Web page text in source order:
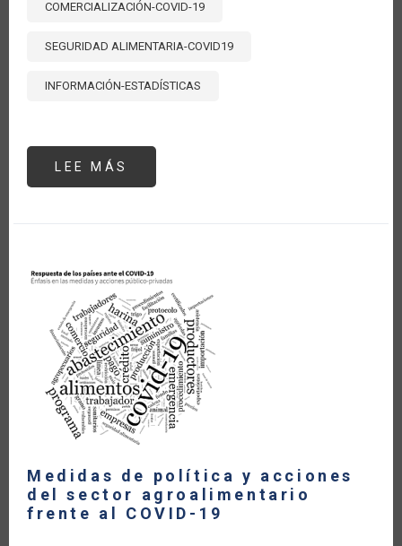
COMERCIALIZACIÓN-COVID-19
SEGURIDAD ALIMENTARIA-COVID19
INFORMACIÓN-ESTADÍSTICAS
LEE MÁS
SON
MÁS
UTILIZADOS
POR
LOS
PAÍSES
FRENTE
A
LA
PANDEMIA?
Medidas de política y acciones
del sector agroalimentario
frente al COVID-19